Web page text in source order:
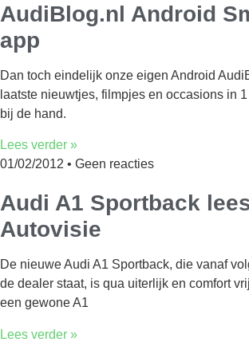
AudiBlog.nl Android
app
Dan toch eindelijk onze eigen Android
laatste nieuwtjes, filmpjes en occasions in
bij de hand.
Lees verder »
01/02/2012
Geen reacties
Audi A1 Sportback
Autovisie
De nieuwe Audi A1 Sportback, die vanaf
de dealer staat, is qua uiterlijk en comfort
een gewone A1
Lees verder »